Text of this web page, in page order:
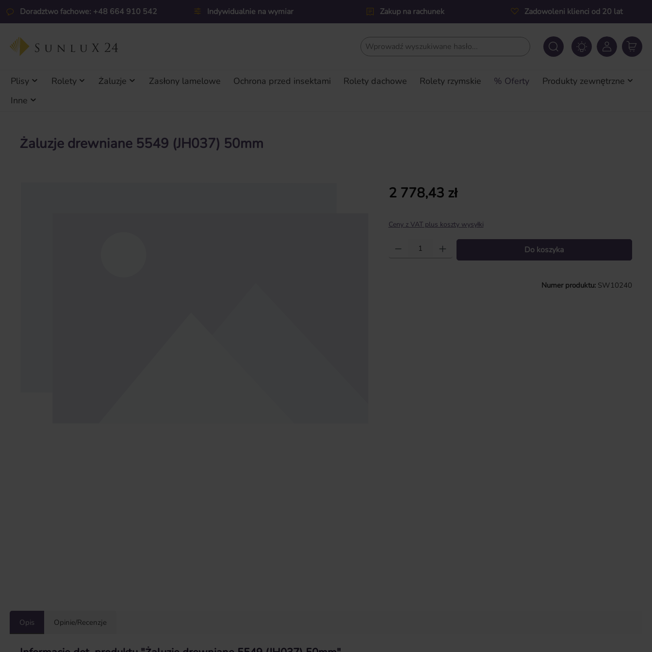
do głównej zawartości
Przejdź do wyszukiwania
Przejdź do głównej nawigacji
Doradztwo fachowe: +48 664 910 542 Indywidualnie na wymiar Zakup na rachunek Zadowoleni klienci od 20 lat
Plisy Rolety Żaluzje Zasłony lamelowe Ochrona przed insektami Rolety dachowe Rolety rzymskie % Oferty
Produkty zewnętrzne
Inne
Żaluzje drewniane 5549 (JH037) 50mm
Cena regularna:
2 778,43 zł
Ceny z VAT plus koszty wysyłki
Ilość produktu: Wprowadź żądaną ilość lub użyj przycisków, aby zwiększyć lub
Do koszyka
Numer produktu: SW10240
Opis Opinie/Recenzje